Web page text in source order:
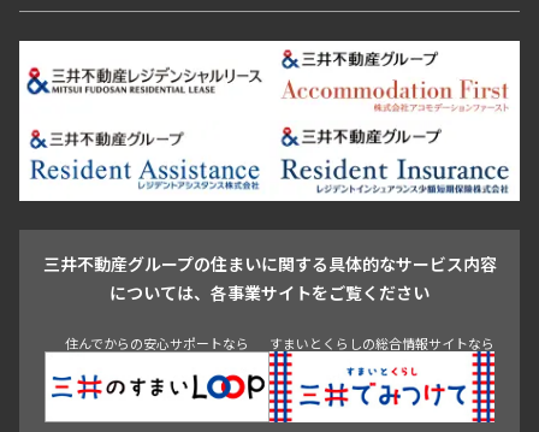
市ヶ谷・神楽坂・飯田橋
三田・芝・浜松町
芝浦・汐留・品川
月島・勝どき・豊洲
本郷・春日・小石川
目白・高田馬場・早稲田
池尻大橋・三軒茶屋
祐天寺・学芸大学・自由が丘
駒沢・用賀・二子玉川
成城・砧
池袋・板橋・王子
青山 渋谷 東京・大手町 新宿 品川
目黒・中目黒
江東区 台東区 墨田区
中野区
豊島区
杉並区 板橋区 練馬区 荒川区
足立区
葛飾区
江戸川区
三井不動産グループの住まいに関する具体的なサービス内容
については、各事業サイトをご覧ください
住んでからの安心サポートなら すまいとくらしの総合情報サイトなら